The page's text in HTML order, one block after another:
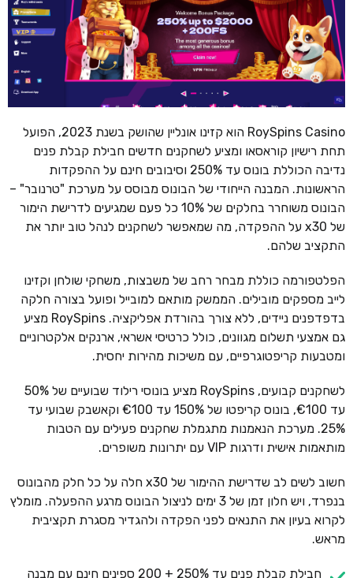
RoySpins Casino הוא קזינו אונליין שהושק בשנת 2023, הפועל
תחת רישיון קוראסאו ומציע לשחקנים חדשים חבילת קבלת פנים
נדיבה הכוללת בונוס עד 250% וסיבובים חינם על ההפקדות
הראשונות. המבנה הייחודי של הבונוס מבוסס על מערכת "טרנובר" –
הבונוס משוחרר בחלקים של 10% כל פעם שמגיעים לדרישת הימור
של x30 על ההפקדה, מה שמאפשר לשחקנים לנהל טוב יותר את
התקציב שלהם.
הפלטפורמה כוללת מבחר רחב של משבצות, משחקי שולחן וקזינו
לייב מספקים מובילים. הממשק מותאם למובייל ופועל בצורה חלקה
בדפדפנים ניידים, ללא צורך בהורדת אפליקציה. RoySpins מציע
גם אמצעי תשלום מגוונים, כולל כרטיסי אשראי, ארנקים אלקטרוניים
ומטבעות קריפטוגרפיים, עם משיכות מהירות יחסית.
לשחקנים קבועים, RoySpins מציע בונוסי רילוד שבועיים של 50%
עד €100, בונוס קריפטו של 150% עד €100 וקאשבק שבועי עד
25%. מערכת הנאמנות מתגמלת שחקנים פעילים עם הטבות
מותאמות אישית ודרגות VIP עם יתרונות משופרים.
חשוב לשים לב שדרישת ההימור של x30 חלה על כל חלק מהבונוס
בנפרד, ויש חלון זמן של 3 ימים לניצול הבונוס מרגע ההפעלה. מומלץ
לקרוא בעיון את התנאים לפני הפקדה ולהגדיר מסגרת תקציבית
מראש.
חבילת קבלת פנים עד 250% + 200 ספינים חינם עם מבנה